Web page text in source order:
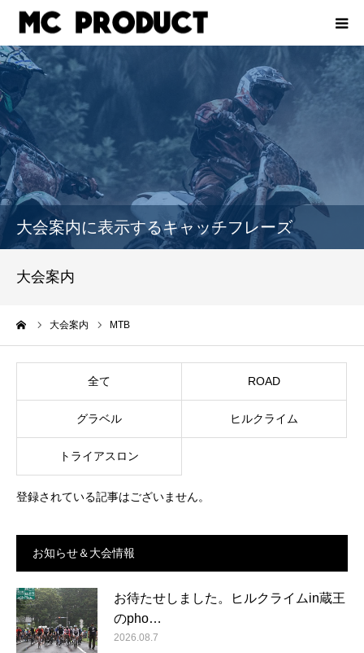
大会案内に表示するキャッチフレーズ
大会案内
大会案内 MTB
全て ROAD
グラベル ヒルクライム
トライアスロン
登録されている記事はございません。
お知らせ＆大会情報
お待たせしました。ヒルクライムin蔵王
のpho…
2026.08.7
ホーム
会社概要
イベントをお考えの企業様
レース計測業務